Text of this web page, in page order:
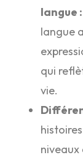
langue :
langue
qui
vie.
niveaux